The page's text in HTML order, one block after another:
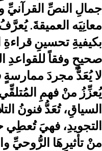
جمالِ النصِّ
معانِيَه العميقةَ.
بكيفيةِ تحسينِ
صحيحٍ وفقاً للقواعدِ
لا يُعَدُّ مجردَ
يُعزِّزُ منْ فهمِ المُتلقِّي
السياقِ، تُعَدُّ فنونُ
التجويدِ، فهيَ تُعطِي
منْ تأثيرِهَا الرُّوحيِّ